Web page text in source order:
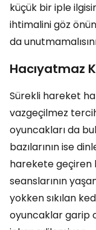
küçük bir iple
ihtimalini göz
da
Hacıyatmaz
Sürekli hareket
vazgeçilmez
oyuncakları da
bazılarının ise
harekete geçiren
seanslarının
yokken sıkılan
oyuncaklar garip